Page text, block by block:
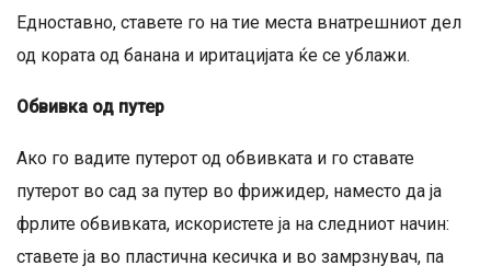
Едноставно, ставете го на тие места внатрешниот дел
од кората од банана и иритацијата ќе се ублажи.
Обвивка од путер
Ако го вадите путерот од обвивката и го ставате
путерот во сад за путер во фрижидер, наместо да ја
фрлите обвивката, искористете ја на следниот начин:
ставете ја во пластична кесичка и во замрзнувач, па